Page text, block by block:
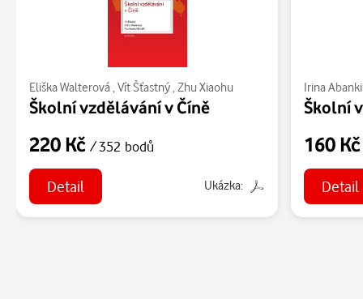
Eliška Walterová , Vít Šťastný, Zhu Xiaohu
Školní vzdělávání v Číně
220 Kč / 352 bodů
Detail Ukázka:
Irina
160
Detail